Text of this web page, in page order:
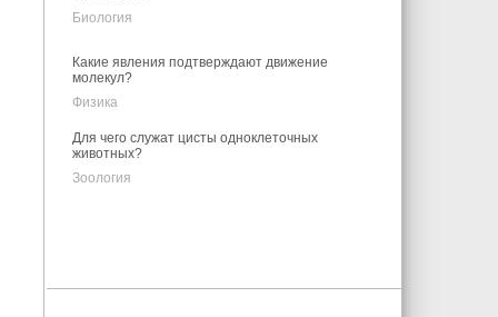
Биология
Какие явления подтверждают движение
молекул?
Физика
Для чего служат цисты одноклеточных
животных?
Зоология